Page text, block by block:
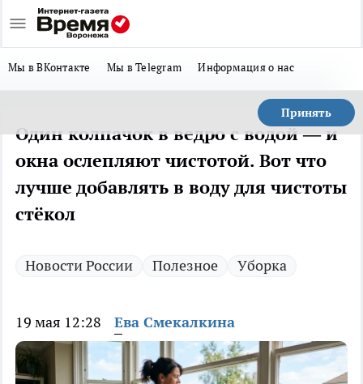
Мы в ВКонтакте Мы в Telegram Информация о нас
Принять
Один колпачок в ведро с водой — и
окна ослепляют чистотой. Вот что
лучше добавлять в воду для чистоты
стёкол
Новости России Полезное Уборка
19 мая 12:28 Ева Смекалкина